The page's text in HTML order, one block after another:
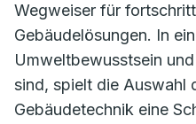
Wegweiser für
Gebäudelösungen. In
Umweltbewusstsein
sind, spielt die Auswahl
Gebäudetechnik eine